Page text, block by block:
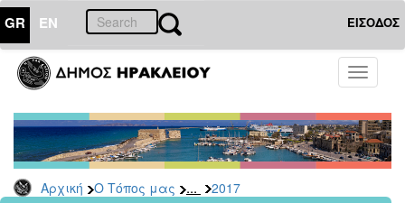
GR EN ΕΙΣΟΔΟΣ
Toggle
Αρχική Ο Τόπος μας ... 2017
ΤΟΠΟΣ
ΜΑΣ
Ανακοινώσεις
Αρχείο
2026